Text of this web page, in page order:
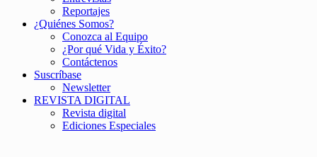
Reportajes
¿Quiénes Somos?
Conozca al Equipo
¿Por qué Vida y Éxito?
Contáctenos
Suscríbase
Newsletter
REVISTA DIGITAL
Revista digital
Ediciones Especiales